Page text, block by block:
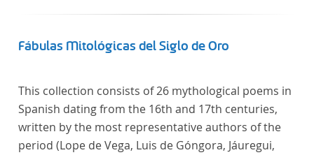
Fábulas Mitológicas del Siglo de Oro
This collection consists of 26 mythological poems in
Spanish dating from the 16th and 17th centuries,
written by the most representative authors of the
period (Lope de Vega, Luis de Góngora, Jáuregui,